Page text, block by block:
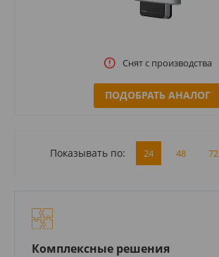
Снят с производства
ПОДОБРАТЬ АНАЛОГ
Показывать по: 24 48 72
Комплексные решения